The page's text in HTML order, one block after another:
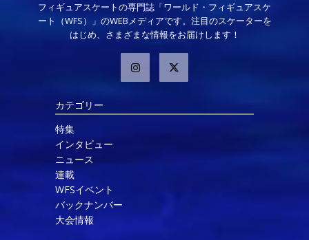
フィギュアスケートの専門誌「ワールド・フィギュアスケ
ート（WFS）」のWEBメディアです。注目のスケーターを
はじめ、さまざまな情報をお届けします！
カテゴリー
特集
インタビュー
ニュース
連載
WFSイベント
バックナンバー
大会情報